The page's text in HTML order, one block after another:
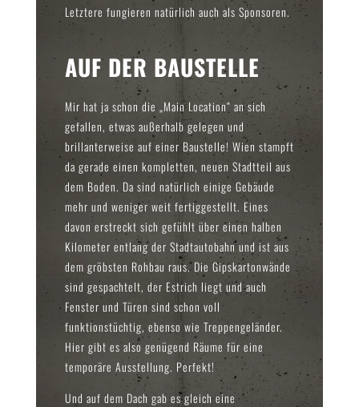
Letztere fungieren natürlich auch als Sponsoren.
AUF DER BAUSTELLE
Mir hat ja schon die „Main Location“ an sich
gefallen, etwas außerhalb gelegen und
brillanterweise auf einer Baustelle! Wien stampft
da gerade einen kompletten, neuen Stadtteil aus
dem Boden. Da sind natürlich einige Gebäude
mehr und weniger weit fertiggestellt. Eines
davon erstreckt sich gefühlt über einen halben
Kilometer entlang der Stadtautobahn und ist aus
dem gröbsten Rohbau raus. Die Gipskartonwände
sind gespachtelt, der Estrich liegt und auch
Fenster und Türen sind schon voll
funktionstüchtig, ebenso wie Treppengeländer.
Hier gibt es also genügend Räume für eine
temporäre Ausstellung. Perfekt!
Und auf dem Dach gab es gleich eine